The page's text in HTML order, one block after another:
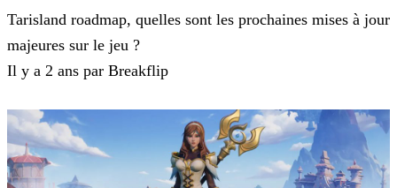
Tarisland roadmap, quelles sont les prochaines mises à jour
majeures sur le jeu ?
Il y a 2 ans par Breakflip